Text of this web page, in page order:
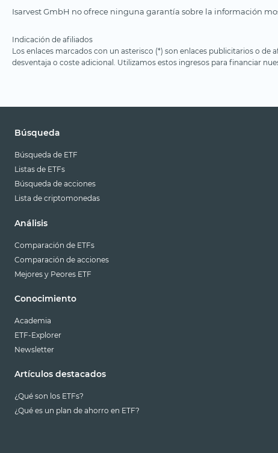
Isarvest GmbH no ofrece ninguna garantía sobre la información
Indicación de afiliados
Los enlaces marcados con un asterisco (*) son enlaces publicitarios o
desventaja o coste adicional. Utilizamos estos ingresos para financiar
Búsqueda
Búsqueda de ETF
Listas de ETFs
Búsqueda de acciones
Lista de criptomonedas
Análisis
Comparación de ETFs
Comparación de acciones
Mejores y Peores ETF
Conocimiento
Academia
ETF-Explorer
Newsletter
Artículos destacados
¿Qué son los ETFs?
¿Qué es un plan de ahorro en ETF?